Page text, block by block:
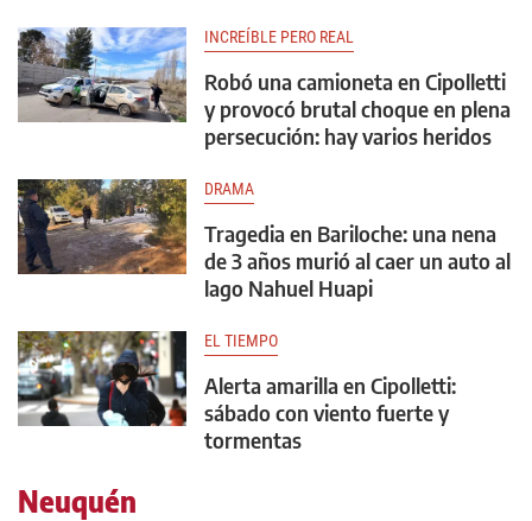
INCREÍBLE PERO REAL
Robó una camioneta en Cipolletti
y provocó brutal choque en plena
persecución: hay varios heridos
DRAMA
Tragedia en Bariloche: una nena
de 3 años murió al caer un auto al
lago Nahuel Huapi
EL TIEMPO
Alerta amarilla en Cipolletti:
sábado con viento fuerte y
tormentas
Neuquén